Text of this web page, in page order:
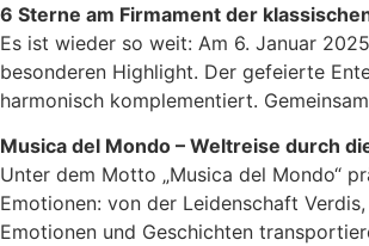
6 Sterne am Firmament der
Es ist wieder so weit: Am 6. Januar
besonderen Highlight. Der gefeierte
harmonisch komplementiert.
Musica del Mondo – Weltreise durch
Unter dem Motto „Musica del Mondo“
Emotionen: von der Leidenschaft
Emotionen und Geschichten